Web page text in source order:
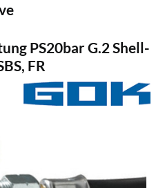
PS20bar G.2 Shell-
FR